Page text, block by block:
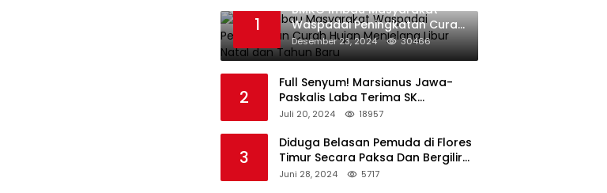
1
BMKG Imbau Masyarakat
Waspadai Peningkatan Curah
Hujan Menjelang Libur Natal
dan Tahun Baru
Desember 23, 2024 30466
2
Full Senyum! Marsianus Jawa-
Paskalis Laba Terima SK
Dukungan Resmi Untuk Pilkada
Juli 20, 2024 18957
3
Diduga Belasan Pemuda di Flores
Timur Secara Paksa Dan Bergilir
Setubuhi Gadis di Bawah Umur
Juni 28, 2024 5717